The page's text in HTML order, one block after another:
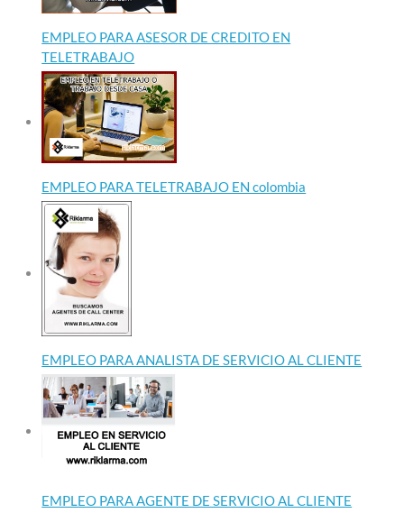
EMPLEO PARA ASESOR DE CREDITO EN
TELETRABAJO
EMPLEO PARA TELETRABAJO EN colombia
EMPLEO PARA ANALISTA DE SERVICIO AL CLIENTE
EMPLEO PARA AGENTE DE SERVICIO AL CLIENTE